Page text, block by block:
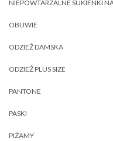
NIEPOWTARZALNE SUKIENKI
OBUWIE
ODZIEŻ DAMSKA
ODZIEŻ PLUS SIZE
PANTONE
PASKI
PIŻAMY